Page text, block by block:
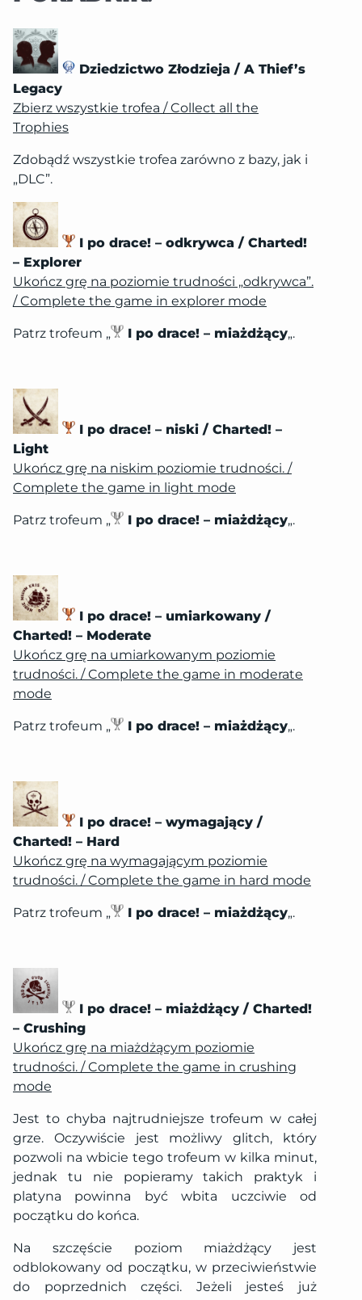
Dziedzictwo Złodzieja / A Thief’s
Legacy
Zbierz wszystkie trofea / Collect all the
Trophies
Zdobądź wszystkie trofea zarówno z bazy, jak i
„DLC”.
I po drace! – odkrywca / Charted!
– Explorer
Ukończ grę na poziomie trudności „odkrywca”.
/ Complete the game in explorer mode
Patrz trofeum „ I po drace! – miażdżący„.
I po drace! – niski / Charted! –
Light
Ukończ grę na niskim poziomie trudności. /
Complete the game in light mode
Patrz trofeum „ I po drace! – miażdżący„.
I po drace! – umiarkowany /
Charted! – Moderate
Ukończ grę na umiarkowanym poziomie
trudności. / Complete the game in moderate
mode
Patrz trofeum „ I po drace! – miażdżący„.
I po drace! – wymagający /
Charted! – Hard
Ukończ grę na wymagającym poziomie
trudności. / Complete the game in hard mode
Patrz trofeum „ I po drace! – miażdżący„.
I po drace! – miażdżący / Charted!
– Crushing
Ukończ grę na miażdżącym poziomie
trudności. / Complete the game in crushing
mode
Jest to chyba najtrudniejsze trofeum w całej
grze. Oczywiście jest możliwy glitch, który
pozwoli na wbicie tego trofeum w kilka minut,
jednak tu nie popieramy takich praktyk i
platyna powinna być wbita uczciwie od
początku do końca.
Na szczęście poziom miażdżący jest
odblokowany od początku, w przeciwieństwie
do poprzednich części. Jeżeli jesteś już